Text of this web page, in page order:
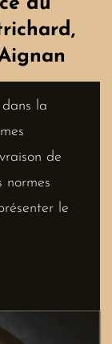
la
de
normes
le